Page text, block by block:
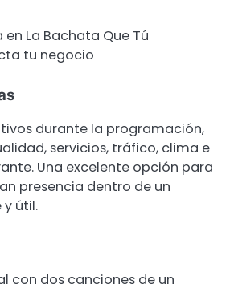
La Bachata Que Tú
tu negocio
durante la programación,
servicios, tráfico, clima e
Una excelente opción para
presencia dentro de un
útil.
con dos canciones de un